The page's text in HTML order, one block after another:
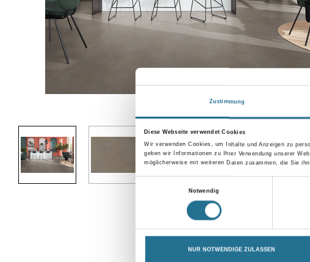
Zustimmung
Diese Webseite verwendet Cookies
Wir verwenden Cookies, um Inhalte und Anzeigen zu
geben wir Informationen zu Ihrer Verwendung unserer
möglicherweise mit weiteren Daten zusammen, die Sie
Einwilligungsauswahl
Notwendig
NUR NOTWENDIGE ZULASSEN
Abbildung ähnlich